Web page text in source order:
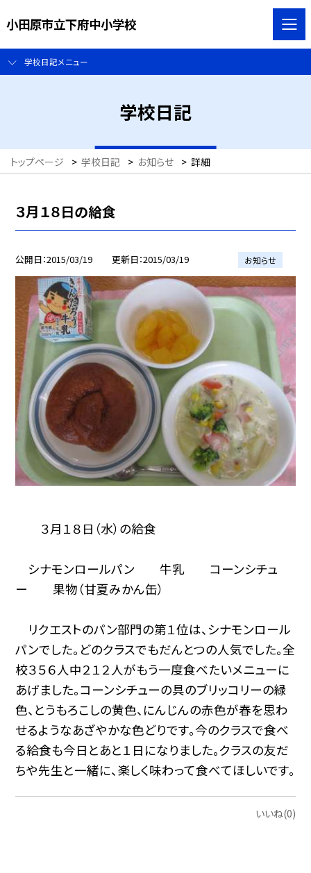
小田原市立下府中小学校
学校日記メニュー
学校日記
トップページ > 学校日記 > お知らせ > 詳細
３月１８日の給食
公開日 2015/03/19 更新日 2015/03/19 お知らせ
３月１８日（水）の給食
シナモンロールパン 牛乳 コーンシチュ
ー 果物（甘夏みかん缶）
リクエストのパン部門の第１位は、シナモンロール
パンでした。どのクラスでもだんとつの人気でした。全
校３５６人中２１２人がもう一度食べたいメニューに
あげました。コーンシチューの具のブリッコリーの緑
色、とうもろこしの黄色、にんじんの赤色が春を思わ
せるようなあざやかな色どりです。今のクラスで食べ
る給食も今日とあと１日になりました。クラスの友だ
ちや先生と一緒に、楽しく味わって食べてほしいです。
いいね(0)